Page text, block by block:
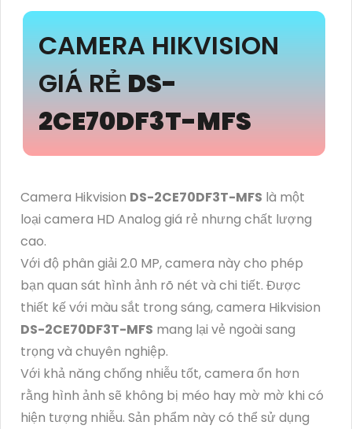
CAMERA HIKVISION
GIÁ RẺDS-
2CE70DF3T-MFS
Camera Hikvision DS-2CE70DF3T-MFS là một
loại camera HD Analog giá rẻ nhưng chất lượng
cao.
Với độ phân giải 2.0 MP, camera này cho phép
bạn quan sát hình ảnh rõ nét và chi tiết. Được
thiết kế với màu sắt trong sáng, camera Hikvision
DS-2CE70DF3T-MFS mang lại vẻ ngoài sang
trọng và chuyên nghiệp.
Với khả năng chống nhiễu tốt, camera ổn hơn
rằng hình ảnh sẽ không bị méo hay mờ mờ khi có
hiện tượng nhiễu. Sản phẩm này có thể sử dụng